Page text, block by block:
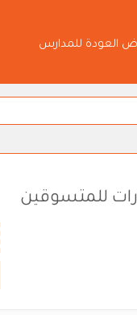
العودة للمدارس
للمتسوقين